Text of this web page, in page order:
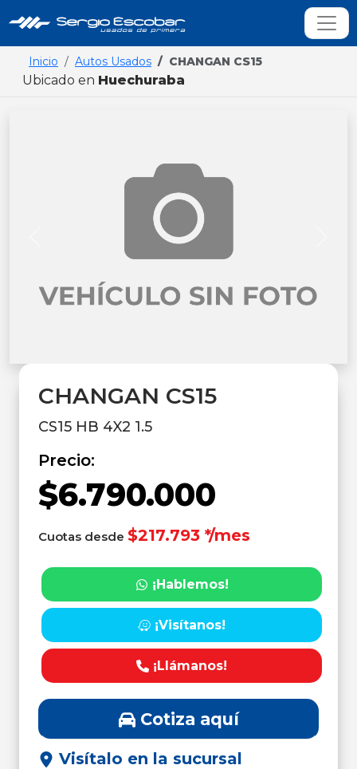
Inicio Autos Usados CHANGAN CS15
Ubicado en Huechuraba
CHANGAN CS15
CS15 HB 4X2 1.5
Precio:
$6.790.000
Cuotas desde $217.793 */mes
¡Hablemos!
¡Visítanos!
¡Llámanos!
Cotiza aquí
Visítalo en la sucursal